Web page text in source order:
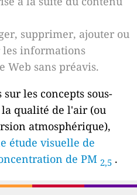
supprimer, ajouter ou
informations
Web sans préavis.
les concepts sous-
qualité de l'air (ou
atmosphérique),
étude visuelle de
de PM 2,5 .